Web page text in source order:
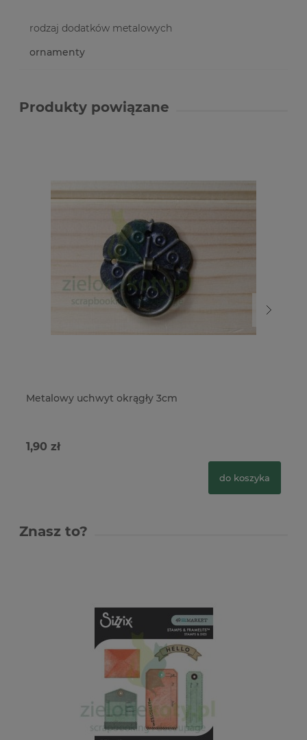
rodzaj dodatków metalowych
ornamenty
Produkty powiązane
Metalowy uchwyt okrągły 3cm
1,90 zł
do koszyka
Znasz to?